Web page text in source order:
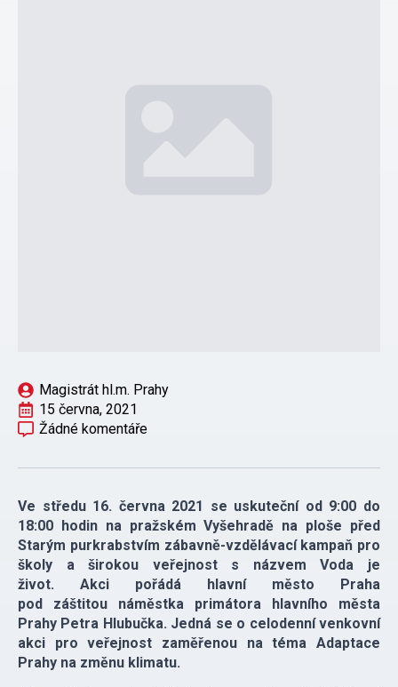
Magistrát hl.m. Prahy
15 června, 2021
Žádné komentáře
Ve středu 16. června 2021 se uskuteční od 9:00 do
18:00 hodin na pražském Vyšehradě na ploše před
Starým purkrabstvím zábavně-vzdělávací kampaň pro
školy a širokou veřejnost s názvem Voda je
život. Akci pořádá hlavní město Praha
pod záštitou náměstka primátora hlavního města
Prahy Petra Hlubučka. Jedná se o celodenní venkovní
akci pro veřejnost zaměřenou na téma Adaptace
Prahy na změnu klimatu.